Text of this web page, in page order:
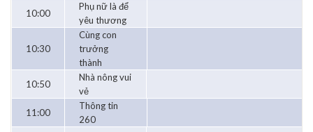
10:00
Phụ nữ là để
yêu thương
10:30
Cùng con
trưởng
thành
10:50
Nhà nông vui
vẻ
11:00
Thông tin
260